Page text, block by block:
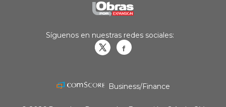
Síguenos en nuestras redes sociales:
Business/Finance